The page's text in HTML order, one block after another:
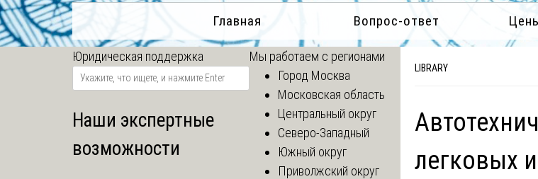
Главная Вопрос-ответ
LIBRARY
легковых
Юридическая поддержка
Наши экспертные
возможности
Мы работаем с регионами
Город Москва
Московская область
Центральный округ
Северо-Западный
Южный округ
Приволжский округ